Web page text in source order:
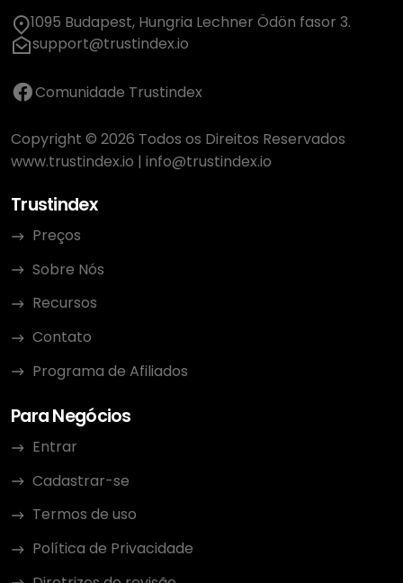
1095 Budapest, Hungria Lechner Ödön fasor 3.
support@trustindex.io
Comunidade Trustindex
Copyright © 2026 Todos os Direitos Reservados
www.trustindex.io | info@trustindex.io
Trustindex
Preços
Sobre Nós
Recursos
Contato
Programa de Afiliados
Para Negócios
Entrar
Cadastrar-se
Termos de uso
Política de Privacidade